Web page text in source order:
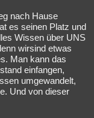
nach Hause
es seinen Platz und
Wissen über UNS
wirsind etwas
Man kann das
einfangen,
umgewandelt,
Und von dieser